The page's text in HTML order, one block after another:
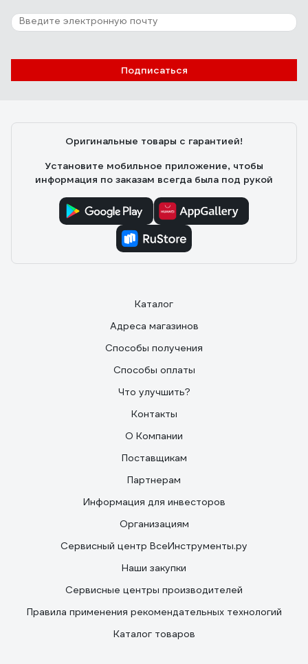
Подписаться
Оригинальные товары с гарантией!
Установите мобильное приложение, чтобы
информация по заказам всегда была под рукой
Каталог
Адреса магазинов
Способы получения
Способы оплаты
Что улучшить?
Контакты
О Компании
Поставщикам
Партнерам
Информация для инвесторов
Организациям
Сервисный центр ВсеИнструменты.ру
Наши закупки
Сервисные центры производителей
Правила применения рекомендательных технологий
Каталог товаров